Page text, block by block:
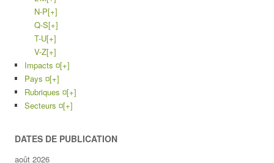
N-P[+]
Q-S[+]
T-U[+]
V-Z[+]
Impacts ¤[+]
Pays ¤[+]
Rubriques ¤[+]
Secteurs ¤[+]
DATES DE PUBLICATION
août 2026